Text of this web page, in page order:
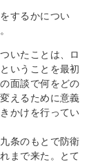
するかについ
いたことは、ロ
いうことを最初
面談で何をどの
えるために意義
かけを行ってい
条のもとで防衛
まで来た。とて